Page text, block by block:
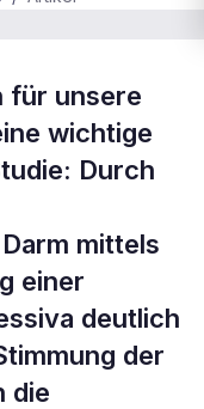
für unsere
wichtige
Durch
mittels
einer
deutlich
der
die